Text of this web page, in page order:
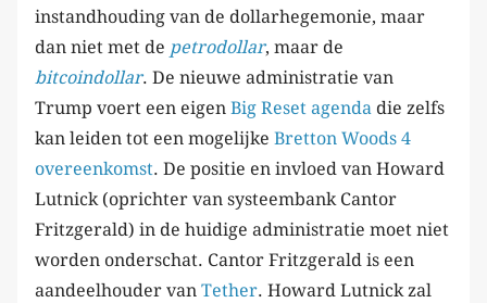
instandhouding van de dollarhegemonie, maar
dan niet met de petrodollar, maar de
bitcoindollar. De nieuwe administratie van
Trump voert een eigen Big Reset agenda die zelfs
kan leiden tot een mogelijke Bretton Woods 4
overeenkomst. De positie en invloed van Howard
Lutnick (oprichter van systeembank Cantor
Fritzgerald) in de huidige administratie moet niet
worden onderschat. Cantor Fritzgerald is een
aandeelhouder van Tether. Howard Lutnick zal